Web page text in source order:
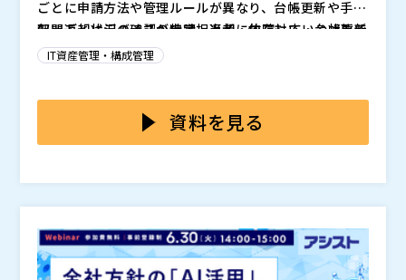
ごとに申請方法や管理ルールが異なり、台帳更新や手
配・返却状況の確認が特定担当者に依存している状態で
は、全社の状況を即座に把握することが難しくなりま
に即答できる状態をつくることが、ガバナンス強化の重
要なテーマになっています。
部門ごとにデバイスの申請・返却・故障対応・台帳更新
のルールがばらついていると、利用状況や管理状況が分
返却・廃棄の履歴が追いづらくなったりし、セキュリテ
ィ対策や監査対応、経営層への報告にも支障が出ます。
一されず、報告や判断に使えるデータが整わないケース
も少なくありません。
用を、属人化に依存しない仕組みへ変えるための考え方
を解説します。PFUの「情シスのOTOMO デバイス運用
プロであるPFUによる運用支援を組み合わせることで、
デバイスの利用状況や手配・返却・廃棄の状態を可視化
し、運用ルールを標準化します。SaaS導入や運用代行
にとどまらず、部門ごとに分散しがちな運用を全社で統
制し、経営に即答できる状態へ近づけるためのポイント
マジセミ株式会社（）
※共催、協賛、協力、講演企業は将来的に追加、削除さ
れる可能性があります。
IT資産管理・構成管理
資料を見る